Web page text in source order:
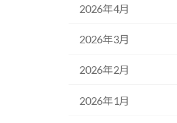
2026年4月
2026年3月
2026年2月
2026年1月